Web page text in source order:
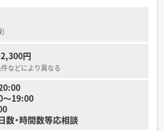
活用し、効率的かつ正確な薬剤師業務を行
方に非常に合っています。
の地域に定着して患者様や医療機関との信
)
円
などにより異なる
～19:00
数・時間数等応相談